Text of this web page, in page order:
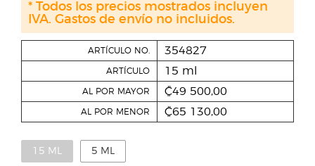
ARTÍCULO NO. 354827
ARTÍCULO 15 ml
AL POR MAYOR ₡49 500,00
AL POR MENOR ₡65 130,00
15 ML 5 ML
* Todos los precios mostrados incluyen
IVA. Gastos de envío no incluidos.